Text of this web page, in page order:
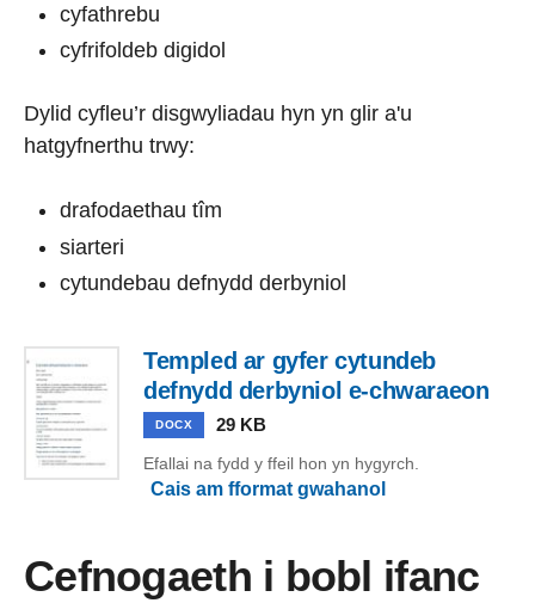
cyfathrebu
cyfrifoldeb digidol
Dylid cyfleu’r disgwyliadau hyn yn glir a'u
hatgyfnerthu trwy:
drafodaethau tîm
siarteri
cytundebau defnydd derbyniol
Templed ar gyfer cytundeb
defnydd derbyniol e-chwaraeon
DOCX 29 KB
Efallai na fydd y ffeil hon yn hygyrch.
Cais am fformat gwahanol
Cefnogaeth i bobl ifanc